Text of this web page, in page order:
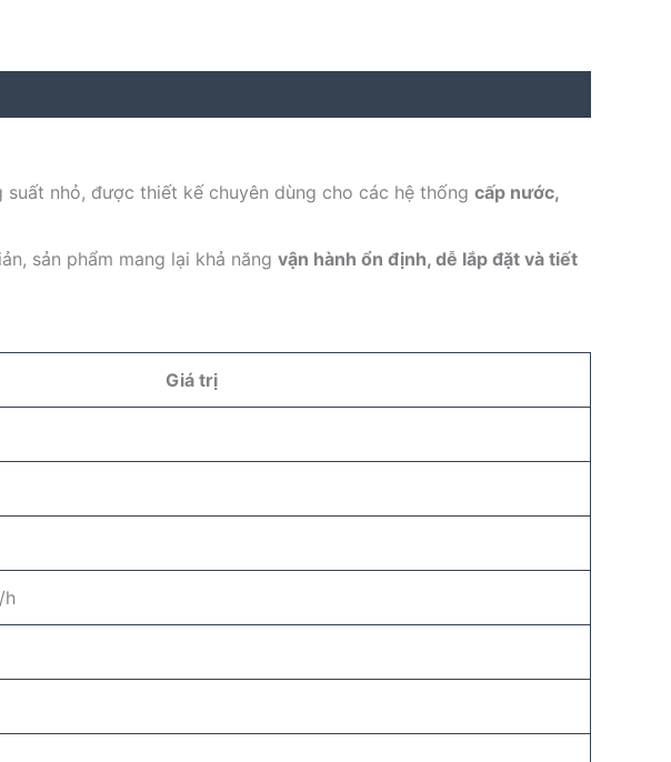
nhỏ, được thiết kế chuyên dùng cho các hệ thống cấp nước,
sản phẩm mang lại khả năng vận hành ổn định, dễ lắp đặt và tiết
Giá trị
h